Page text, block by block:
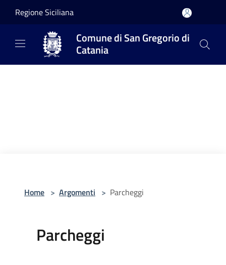
Regione Siciliana
Comune di San Gregorio di
Catania
Home > Argomenti > Parcheggi
Parcheggi